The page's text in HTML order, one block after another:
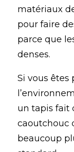
matériaux
pour faire
parce que
denses.
Si vous êtes
un tapis fait
caoutchouc
beaucoup